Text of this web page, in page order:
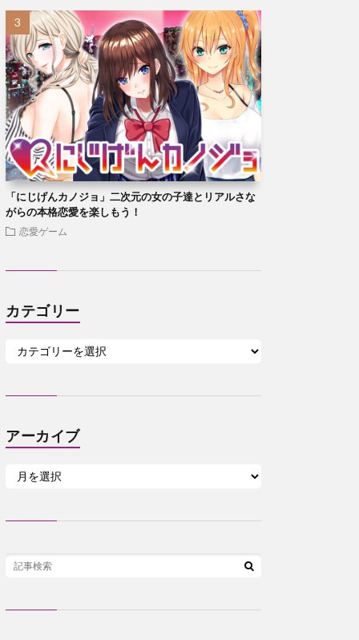
「にじげんカノジョ」二次元の女の子達とリアルさな
がらの本格恋愛を楽しもう！
恋愛ゲーム
カテゴリー
アーカイブ